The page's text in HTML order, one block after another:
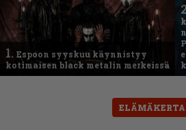
1. Espoon syyskuu käynnistyy
kotimaisen black metalin merkeissä
ELÄMÄKERTA